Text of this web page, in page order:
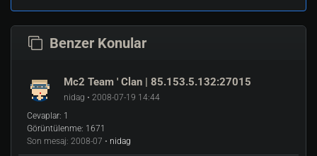
Benzer Konular
Mc2 Team ' Clan | 85.153.5.132:27015
nidag • 2008-07-19 14:44
Cevaplar: 1
Görüntülenme: 1671
Son mesaj: 2008-07 • nidag